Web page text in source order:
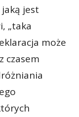
jest
„taka
może
czasem